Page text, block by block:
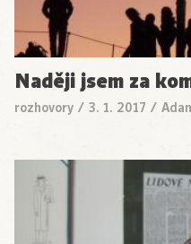
Naději jsem za
rozhovory / 3. 1. 2017 /